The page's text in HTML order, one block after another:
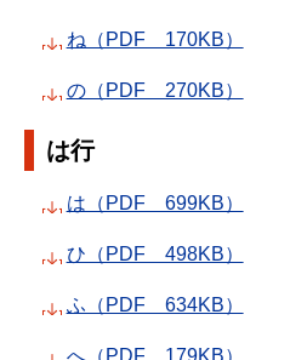
ね（PDF 170KB）
の（PDF 270KB）
は行
は（PDF 699KB）
ひ（PDF 498KB）
ふ（PDF 634KB）